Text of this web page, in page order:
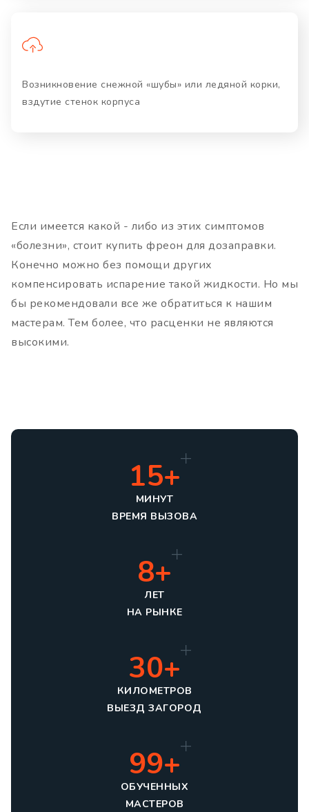
Возникновение снежной «шубы» или ледяной корки,
вздутие стенок корпуса
Если имеется какой - либо из этих симптомов
«болезни», стоит купить фреон для дозаправки.
Конечно можно без помощи других
компенсировать испарение такой жидкости. Но мы
бы рекомендовали все же обратиться к нашим
мастерам. Тем более, что расценки не являются
высокими.
15+
МИНУТ
ВРЕМЯ ВЫЗОВА
8+
ЛЕТ
НА РЫНКЕ
30+
КИЛОМЕТРОВ
ВЫЕЗД ЗАГОРОД
99+
ОБУЧЕННЫХ
МАСТЕРОВ